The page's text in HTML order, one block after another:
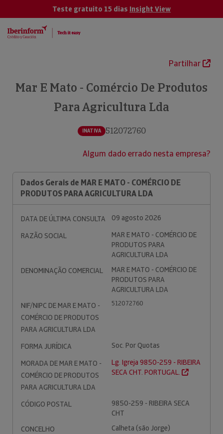
Teste gratuito 15 dias Insight View
Partilhar
Mar E Mato - Comércio De Produtos
Para Agricultura Lda
INATIVA 512072760
Algum dado errado nesta empresa?
Dados Gerais de MAR E MATO - COMÉRCIO DE
PRODUTOS PARA AGRICULTURA LDA
DATA DE ÚLTIMA CONSULTA
09 agosto 2026
RAZÃO SOCIAL
MAR E MATO - COMÉRCIO DE
PRODUTOS PARA
AGRICULTURA LDA
DENOMINAÇÃO COMERCIAL
MAR E MATO - COMÉRCIO DE
PRODUTOS PARA
AGRICULTURA LDA
NIF/NIPC DE MAR E MATO -
COMÉRCIO DE PRODUTOS
PARA AGRICULTURA LDA
512072760
FORMA JURÍDICA
Soc. Por Quotas
MORADA DE MAR E MATO -
COMÉRCIO DE PRODUTOS
PARA AGRICULTURA LDA
Lg. Igreja 9850-259 - RIBEIRA
SECA CHT. PORTUGAL.
CÓDIGO POSTAL
9850-259 - RIBEIRA SECA
CHT
CONCELHO
Calheta (são Jorge)